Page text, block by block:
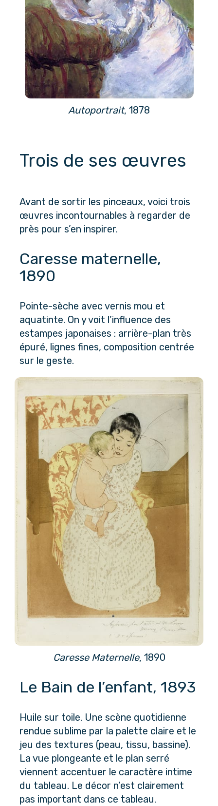
Autoportrait, 1878
Trois de ses œuvres
Avant de sortir les pinceaux, voici trois
œuvres incontournables à regarder de
près pour s’en inspirer.
Caresse maternelle,
1890
Pointe-sèche avec vernis mou et
aquatinte. On y voit l’influence des
estampes japonaises : arrière-plan très
épuré, lignes fines, composition centrée
sur le geste.
Caresse Maternelle, 1890
Le Bain de l’enfant, 1893
Huile sur toile. Une scène quotidienne
rendue sublime par la palette claire et le
jeu des textures (peau, tissu, bassine).
La vue plongeante et le plan serré
viennent accentuer le caractère intime
du tableau. Le décor n’est clairement
pas important dans ce tableau.